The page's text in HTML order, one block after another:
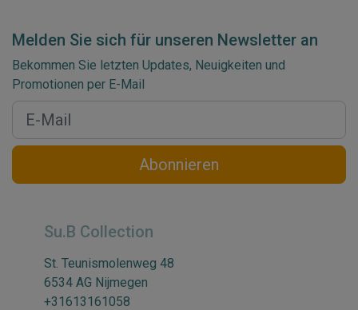
Melden Sie sich für unseren Newsletter an
Bekommen Sie letzten Updates, Neuigkeiten und
Promotionen per E-Mail
Abonnieren
Su.B Collection
St. Teunismolenweg 48
6534 AG Nijmegen
+31613161058